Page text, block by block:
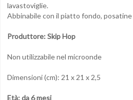
lavastoviglie.
Abbinabile con il piatto fondo,
Produttore: Skip Hop
Non utilizzabile nel microonde
Dimensioni (cm): 21 x 21 x 2,5
Età: da 6 mesi